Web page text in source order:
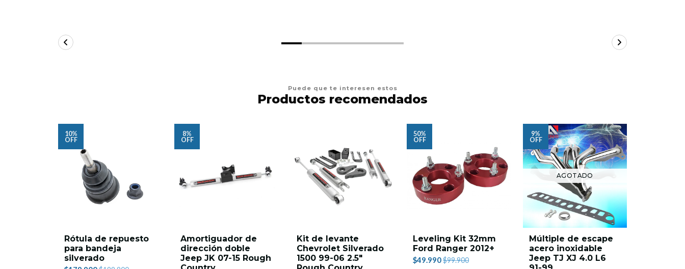
Puede que te interesen estos
Productos recomendados
10%
OFF
Rótula de repuesto
para bandeja
silverado
8%
OFF
Amortiguador de
dirección doble
Jeep JK 07-15 Rough
Kit de levante
Chevrolet Silverado
1500 99-06 2.5"
50%
OFF
Leveling Kit 32mm
Ford Ranger 2012+
$49.990$99.900
9%
OFF
AGOTADO
Múltiple de escape
acero inoxidable
Jeep TJ XJ 4.0 L6